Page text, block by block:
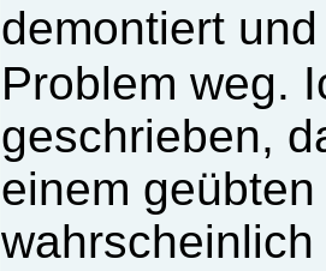
demontiert
Problem weg.
geschrieben,
einem